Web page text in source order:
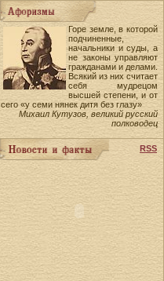
Горе земле, в которой
подчиненные,
начальники и суды, а
не законы управляют
гражданами и делами.
Всякий из них считает
себя мудрецом
высшей степени, и от
сего «у семи нянек дитя без глазу»
Михаил Кутузов, великий русский
полководец
RSS